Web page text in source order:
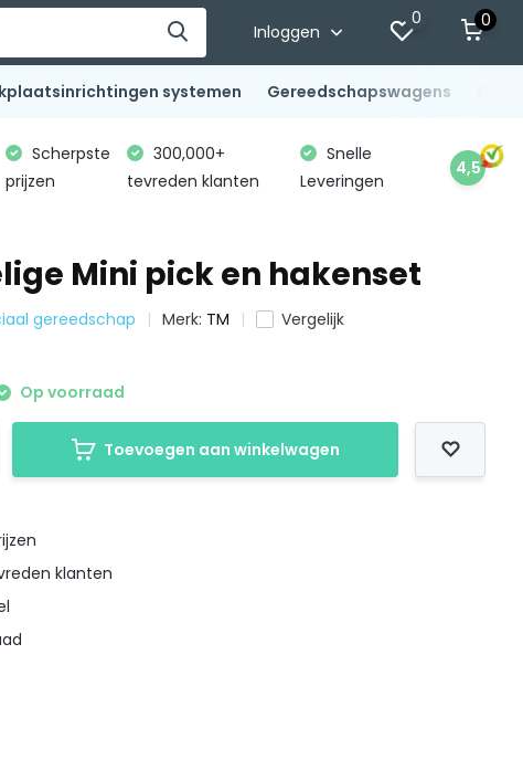
Inloggen
0 0
systemen Gereedschapswagens
Scherpste
prijzen
300,000+
tevreden klanten
Snelle
Leveringen
4,5
Mini pick en hakenset
gereedschap Merk: TM
Vergelijk
Op voorraad
Toevoegen aan winkelwagen
klanten